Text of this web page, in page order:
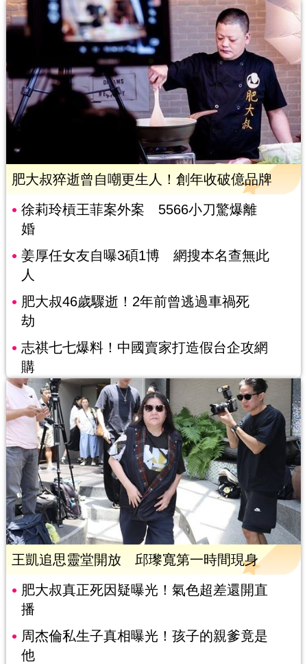
肥大叔猝逝曾自嘲更生人！創年收破億品牌
徐莉玲槓王菲案外案 5566小刀驚爆離
婚
姜厚任女友自曝3碩1博 網搜本名查無此
人
肥大叔46歲驟逝！2年前曾逃過車禍死
劫
志祺七七爆料！中國賣家打造假台企攻網
購
王凱追思靈堂開放 邱瓈寬第一時間現身
肥大叔真正死因疑曝光！氣色超差還開直
播
周杰倫私生子真相曝光！孩子的親爹竟是
他